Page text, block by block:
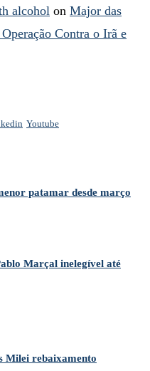
alcohol on Major das
Contra o Irã e
Youtube
patamar desde março
Marçal inelegível até
Milei rebaixamento